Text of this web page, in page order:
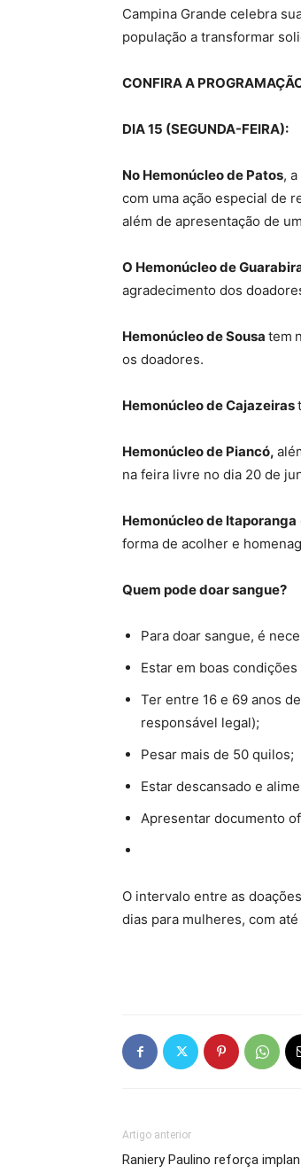
Campina Grande celebra
população a transformar
CONFIRA A
DIA 15 (SEGUNDA-FEIRA):
No Hemonúcleo de Patos,
com uma ação especial de
além de apresentação de
O Hemonúcleo de
agradecimento dos
Hemonúcleo de Sousa tem
os doadores.
Hemonúcleo de Cajazeiras
Hemonúcleo de Piancó,
na feira livre no dia 20 de
Hemonúcleo de Itaporanga
forma de acolher e
Quem pode doar sangue?
Para doar sangue, é
Estar em boas condições
Ter entre 16 e 69 anos
responsável legal);
Pesar mais de 50 quilos;
Estar descansado e
Apresentar documento
O intervalo entre as
dias para mulheres, com
Artigo anterior
Raniery Paulino reforça